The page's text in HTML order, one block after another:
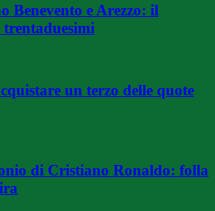
Benevento e Arezzo: il
trentaduesimi
un terzo delle quote
di Cristiano Ronaldo: folla